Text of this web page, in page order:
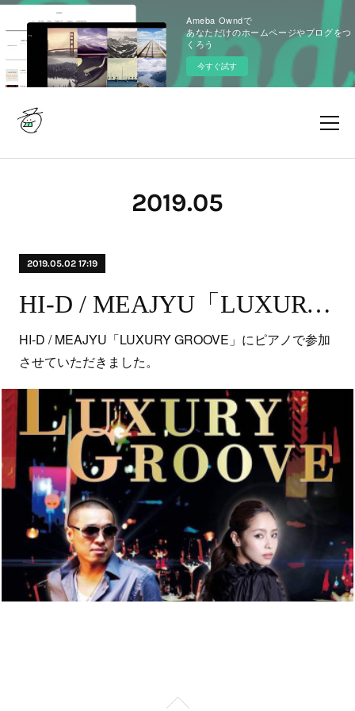
Ameba Owndで
あなただけのホームページやブログをつ
くろう
今すぐ試す
2019.05
2019.05.02 17:19
HI-D / MEAJYU「LUXURY GROOVE」
HI-D / MEAJYU「LUXURY GROOVE」にピアノで参加
させていただきました。